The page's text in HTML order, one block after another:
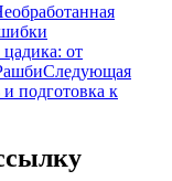
от
Следующая
подготовка к